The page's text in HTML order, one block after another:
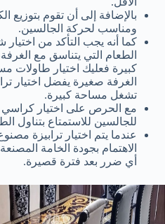
بالإضافة إلى أن تقوم
ومناسب لحركة الجالسين.
كما أنه يجب التأكد من اختيار
الطعام التي يتناسق مع
كبيرة فعليك اختيار طاولات
الغرفة صغيرة يفضل اختيار
تشغل مساحة كبيرة.
مع الحرص على اختيار كراسي
للجالسين للاستمتاع بتناول
عندما يتم اختيار ترابيزة
الاهتمام بجودة الخامة
أي ضرر بعد فترة قصيرة.